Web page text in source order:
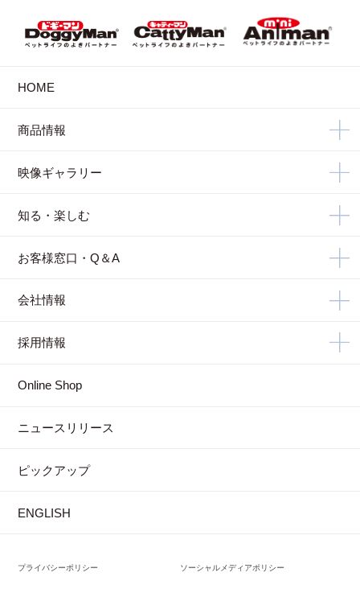
HOME
商品情報
映像ギャラリー
知る・楽しむ
お客様窓口・Q＆A
会社情報
採用情報
Online Shop
ニュースリリース
ピックアップ
ENGLISH
プライバシーポリシー ソーシャルメディアポリシー